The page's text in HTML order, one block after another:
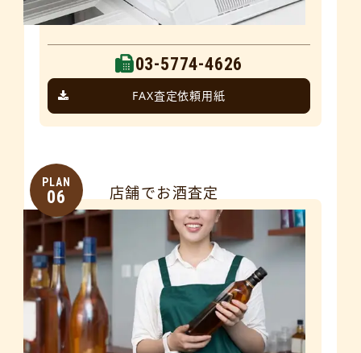
03-5774-4626
FAX査定依頼用紙
PLAN
06 店舗でお酒査定